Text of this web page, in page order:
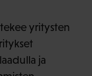
yritysten
ja